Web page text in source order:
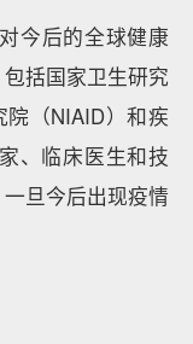
今后的全球健康
括国家卫生研究
（NIAID）和疾
、临床医生和技
旦今后出现疫情